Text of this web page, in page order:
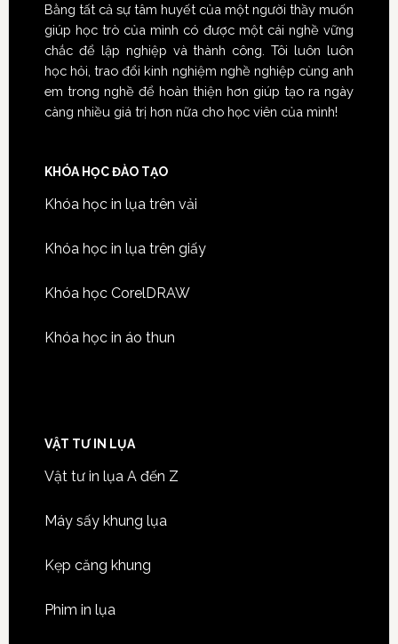
Bằng tất cả sự tâm huyết của một người thầy muốn
giúp học trò của mình có được một cái nghề vững
chắc để lập nghiệp và thành công. Tôi luôn luôn
học hỏi, trao đổi kinh nghiệm nghề nghiệp cùng anh
em trong nghề để hoàn thiện hơn giúp tạo ra ngày
càng nhiều giá trị hơn nữa cho học viên của mình!
KHÓA HỌC ĐÀO TẠO
Khóa học in lụa trên vải
Khóa học in lụa trên giấy
Khóa học CorelDRAW
Khóa học in áo thun
VẬT TƯ IN LỤA
Vật tư in lụa A đến Z
Máy sấy khung lụa
Kẹp căng khung
Phim in lụa